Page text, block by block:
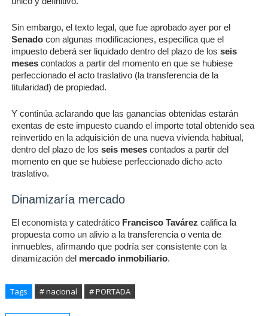
Sin embargo, el texto legal, que fue aprobado ayer por el
Senadocon algunas modificaciones, especifica que el
impuesto deberá ser liquidado dentro del plazo de los seis
mesescontados a partir del momento en que se hubiese
perfeccionado el acto traslativo (la transferencia de la
titularidad) de propiedad.
Y continúa aclarando que las ganancias obtenidas estarán
exentas de este impuesto cuando el importe total obtenido sea
reinvertido en la adquisición de una nueva vivienda habitual,
dentro del plazo de los seis mesescontados a partir del
momento en que se hubiese perfeccionado dicho acto
traslativo.
Dinamizaría mercado
El economista y catedrático Francisco Tavárez califica la
propuesta como un alivio a la transferencia o venta de
inmuebles, afirmando que podría ser consistente con la
dinamización del mercado inmobiliario.
Tags # nacional # PORTADA